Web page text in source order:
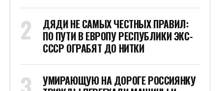
ДЯДИ НЕ САМЫХ ЧЕСТНЫХ ПРАВИЛ:
ПО ПУТИ В ЕВРОПУ РЕСПУБЛИКИ ЭКС-
СССР ОГРАБЯТ ДО НИТКИ
УМИРАЮЩУЮ НА ДОРОГЕ РОССИЯНКУ